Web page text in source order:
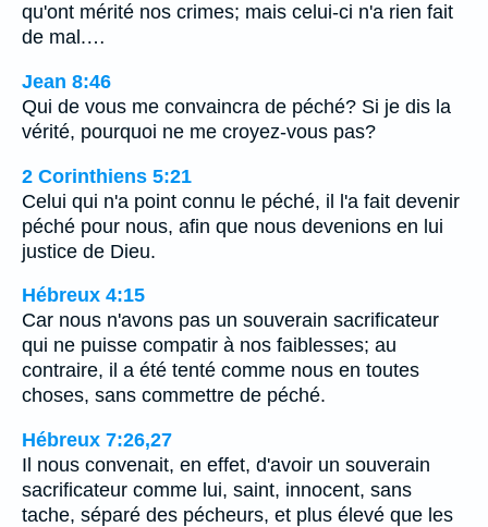
qu'ont mérité nos crimes; mais celui-ci n'a rien fait
de mal.…
Jean 8:46
Qui de vous me convaincra de péché? Si je dis la
vérité, pourquoi ne me croyez-vous pas?
2 Corinthiens 5:21
Celui qui n'a point connu le péché, il l'a fait devenir
péché pour nous, afin que nous devenions en lui
justice de Dieu.
Hébreux 4:15
Car nous n'avons pas un souverain sacrificateur
qui ne puisse compatir à nos faiblesses; au
contraire, il a été tenté comme nous en toutes
choses, sans commettre de péché.
Hébreux 7:26,27
Il nous convenait, en effet, d'avoir un souverain
sacrificateur comme lui, saint, innocent, sans
tache, séparé des pécheurs, et plus élevé que les